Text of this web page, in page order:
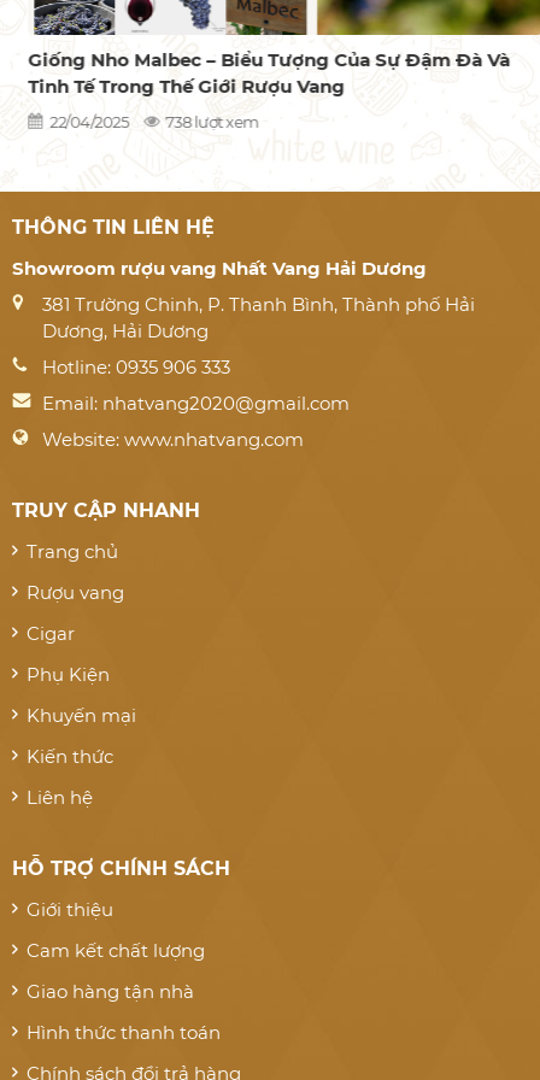
Giống Nho Malbec – Biểu Tượng Của Sự Đậm Đà Và
Tinh Tế Trong Thế Giới Rượu Vang
22/04/2025 738 lượt xem
THÔNG TIN LIÊN HỆ
Showroom rượu vang Nhất Vang Hải Dương
381 Trường Chinh, P. Thanh Bình, Thành phố Hải
Dương, Hải Dương
Hotline: 0935 906 333
Email: nhatvang2020@gmail.com
Website: www.nhatvang.com
TRUY CẬP NHANH
Trang chủ
Rượu vang
Cigar
Phụ Kiện
Khuyến mại
Kiến thức
Liên hệ
HỖ TRỢ CHÍNH SÁCH
Giới thiệu
Cam kết chất lượng
Giao hàng tận nhà
Hình thức thanh toán
Chính sách đổi trả hàng